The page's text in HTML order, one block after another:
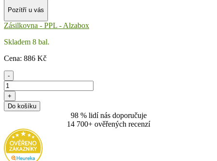
Pozítří u vás
Zásilkovna - PPL - Alzabox
Skladem 8 bal.
Cena: 886 Kč
-
+
Do košíku
98 % lidí nás doporučuje
14 700+ ověřených recenzí